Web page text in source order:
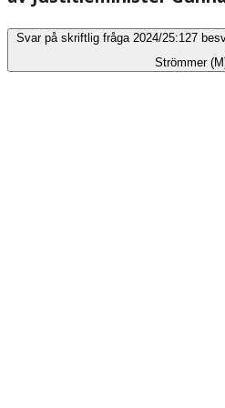
Svar på skriftlig fråga 2024/25:127
Strömmer